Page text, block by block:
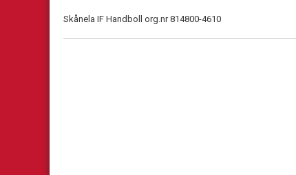
Skånela IF Handboll org.nr 814800-4610